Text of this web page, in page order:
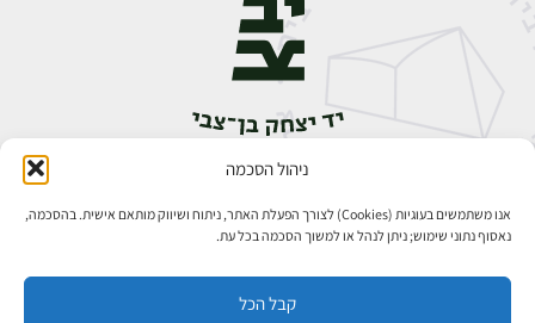
ניהול הסכמה
אנו משתמשים בעוגיות (Cookies) לצורך הפעלת האתר, ניתוח ושיווק מותאם אישית. בהסכמה,
נאסוף נתוני שימוש; ניתן לנהל או למשוך הסכמה בכל עת.
קבל הכל
אבן גבירול 14, רחביה, ירושלים